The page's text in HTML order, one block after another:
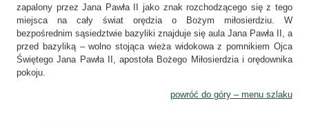
zapalony przez Jana Pawła II jako znak rozchodzącego się z tego
miejsca na cały świat orędzia o Bożym miłosierdziu. W
bezpośrednim sąsiedztwie bazyliki znajduje się aula Jana Pawła II, a
przed bazyliką – wolno stojąca wieża widokowa z pomnikiem Ojca
Świętego Jana Pawła II, apostoła Bożego Miłosierdzia i orędownika
pokoju.
powróć do góry – menu szlaku